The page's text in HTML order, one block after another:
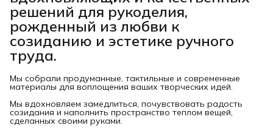
решений для рукоделия,
рожденный из любви к
созиданию и эстетике ручного
труда.
Мы собрали продуманные, тактильные и современные
материалы для воплощения ваших творческих идей.
Мы вдохновляем замедлиться, почувствовать радость
созидания и наполнить пространство теплом вещей,
сделанных своими руками.